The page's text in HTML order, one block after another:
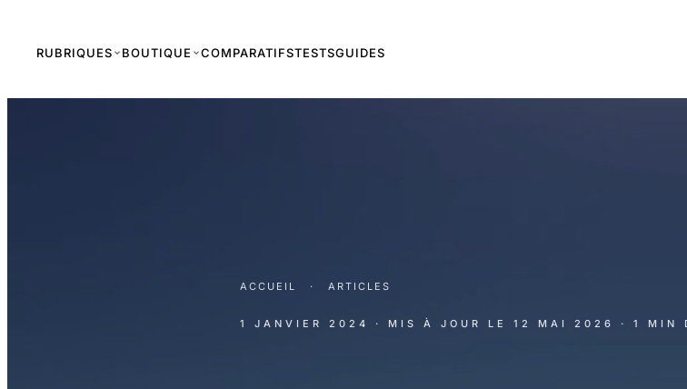
RUBRIQUES BOUTIQUE COMPARATIFSTESTSGUIDES
ACCUEIL · ARTICLES
1 JANVIER 2024 · MIS À JOUR LE 12 MAI 2026 · 1 MIN